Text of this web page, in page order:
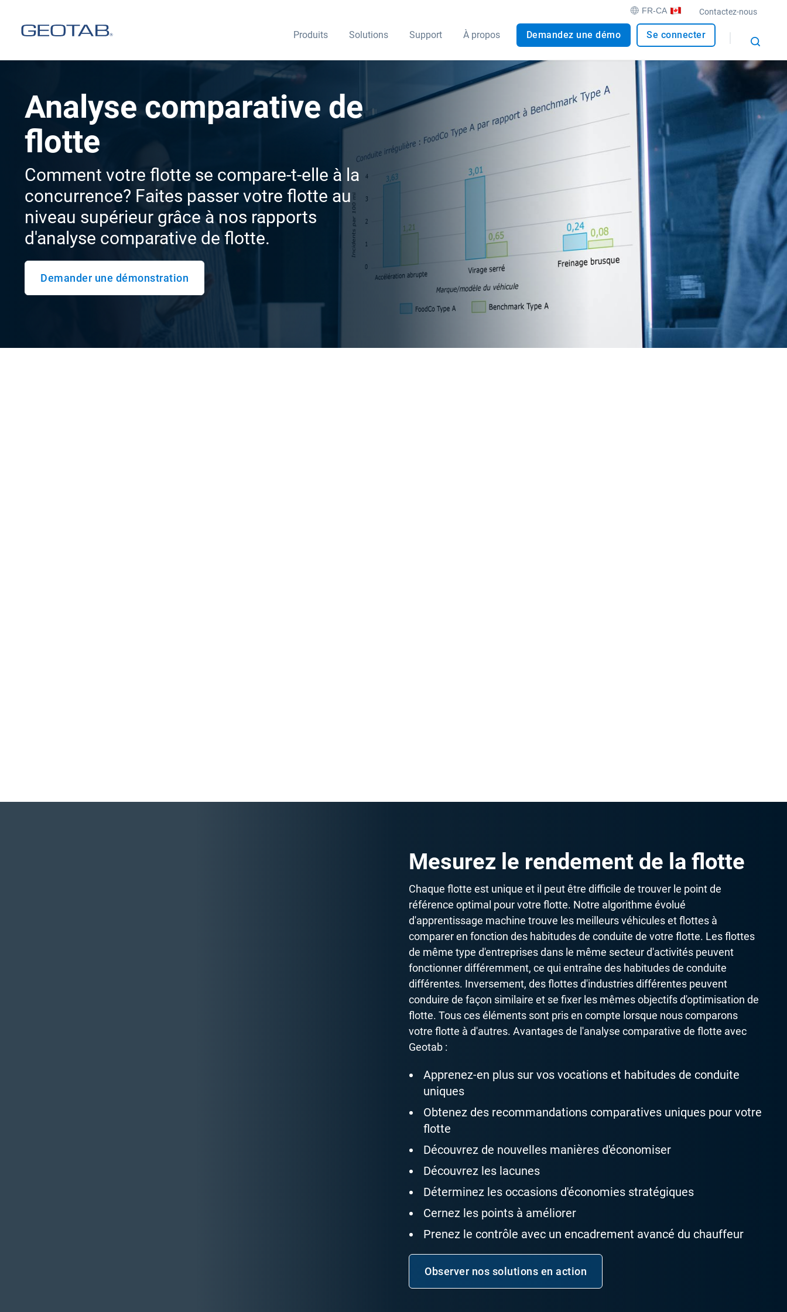
FR-CA Contactez-nous
Produits Solutions Support À propos Demandez une démo Se connecter
Analyse comparative de
flotte
Comment votre flotte se compare-t-elle à la
concurrence? Faites passer votre flotte au
niveau supérieur grâce à nos rapports
d'analyse comparative de flotte.
Demander une démonstration
Mesurez le rendement de la flotte
Chaque flotte est unique et il peut être difficile de trouver le point de
référence optimal pour votre flotte. Notre algorithme évolué
d'apprentissage machine trouve les meilleurs véhicules et flottes à
comparer en fonction des habitudes de conduite de votre flotte. Les flottes
de même type d'entreprises dans le même secteur d'activités peuvent
fonctionner différemment, ce qui entraîne des habitudes de conduite
différentes. Inversement, des flottes d'industries différentes peuvent
conduire de façon similaire et se fixer les mêmes objectifs d'optimisation de
flotte. Tous ces éléments sont pris en compte lorsque nous comparons
votre flotte à d'autres. Avantages de l'analyse comparative de flotte avec
Geotab :
Apprenez-en plus sur vos vocations et habitudes de conduite
uniques
Obtenez des recommandations comparatives uniques pour votre
flotte
Découvrez de nouvelles manières d'économiser
Découvrez les lacunes
Déterminez les occasions d'économies stratégiques
Cernez les points à améliorer
Prenez le contrôle avec un encadrement avancé du chauffeur
Observer nos solutions en action